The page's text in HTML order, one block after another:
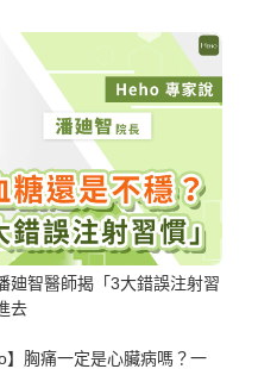
廸智醫師揭「3大錯誤注射習
去
】胸痛一定是心臟病嗎？一